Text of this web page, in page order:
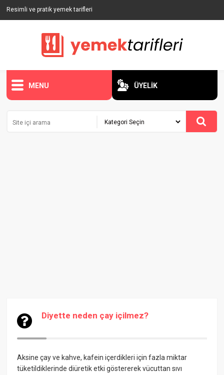
Resimli ve pratik yemek tarifleri
MENU ÜYELİK
Diyette neden çay içilmez?
Aksine çay ve kahve, kafein içerdikleri için fazla miktar
tüketildiklerinde diüretik etki göstererek vücuttan sıvı